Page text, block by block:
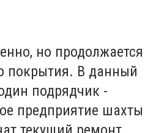
но продолжается
покрытия. В данный
подрядчик -
предприятие шахты